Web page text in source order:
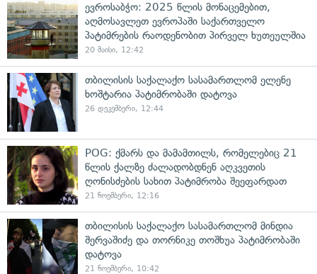
ევროსაბჭო: 2025 წლის მონაცემებით,
აღმოსავლეთ ევროპაში საქართველო
პატიმრების რაოდენობით პირველ ხუთეულშია
20 მაისი, 12:42
თბილისის საქალაქო სასამართლომ ელენე
ხოშტარია პატიმრობაში დატოვა
26 დეკემბერი, 12:44
POG: ქმარს და მამამთილს, რომელებიც 21
წლის ქალზე ძალადობდნენ აღკვეთის
ღონისძების სახით პატიმრობა შეეფარდათ
21 ნოემბერი, 12:16
თბილისის საქალაქო სასამართლომ მინდია
შერვაშიძე და თორნიკე თოშხუა პატიმრობაში
დატოვა
21 ნოემბერი, 10:42